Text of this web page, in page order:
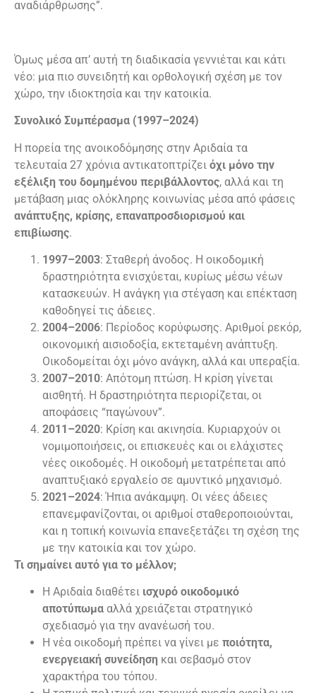
αναδιάρθρωσης”.
Όμως μέσα απ’ αυτή τη διαδικασία γεννιέται και κάτι
νέο: μια πιο συνειδητή και ορθολογική σχέση με τον
χώρο, την ιδιοκτησία και την κατοικία.
Συνολικό Συμπέρασμα (1997–2024)
Η πορεία της ανοικοδόμησης στην Αριδαία τα
τελευταία 27 χρόνια αντικατοπτρίζει όχι μόνο την
εξέλιξη του δομημένου περιβάλλοντος, αλλά και τη
μετάβαση μιας ολόκληρης κοινωνίας μέσα από φάσεις
ανάπτυξης, κρίσης, επαναπροσδιορισμού και
επιβίωσης.
1997–2003: Σταθερή άνοδος. Η οικοδομική
δραστηριότητα ενισχύεται, κυρίως μέσω νέων
κατασκευών. Η ανάγκη για στέγαση και επέκταση
καθοδηγεί τις άδειες.
2004–2006: Περίοδος κορύφωσης. Αριθμοί ρεκόρ,
οικονομική αισιοδοξία, εκτεταμένη ανάπτυξη.
Οικοδομείται όχι μόνο ανάγκη, αλλά και υπεραξία.
2007–2010: Απότομη πτώση. Η κρίση γίνεται
αισθητή. Η δραστηριότητα περιορίζεται, οι
αποφάσεις “παγώνουν”.
2011–2020: Κρίση και ακινησία. Κυριαρχούν οι
νομιμοποιήσεις, οι επισκευές και οι ελάχιστες
νέες οικοδομές. Η οικοδομή μετατρέπεται από
αναπτυξιακό εργαλείο σε αμυντικό μηχανισμό.
2021–2024: Ήπια ανάκαμψη. Οι νέες άδειες
επανεμφανίζονται, οι αριθμοί σταθεροποιούνται,
και η τοπική κοινωνία επανεξετάζει τη σχέση της
με την κατοικία και τον χώρο.
Τι σημαίνει αυτό για το μέλλον;
Η Αριδαία διαθέτει ισχυρό οικοδομικό
αποτύπωμα αλλά χρειάζεται στρατηγικό
σχεδιασμό για την ανανέωσή του.
Η νέα οικοδομή πρέπει να γίνει με ποιότητα,
ενεργειακή συνείδηση και σεβασμό στον
χαρακτήρα του τόπου.